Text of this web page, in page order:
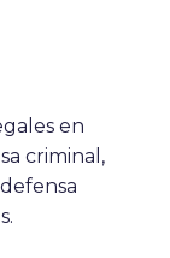
en
criminal,